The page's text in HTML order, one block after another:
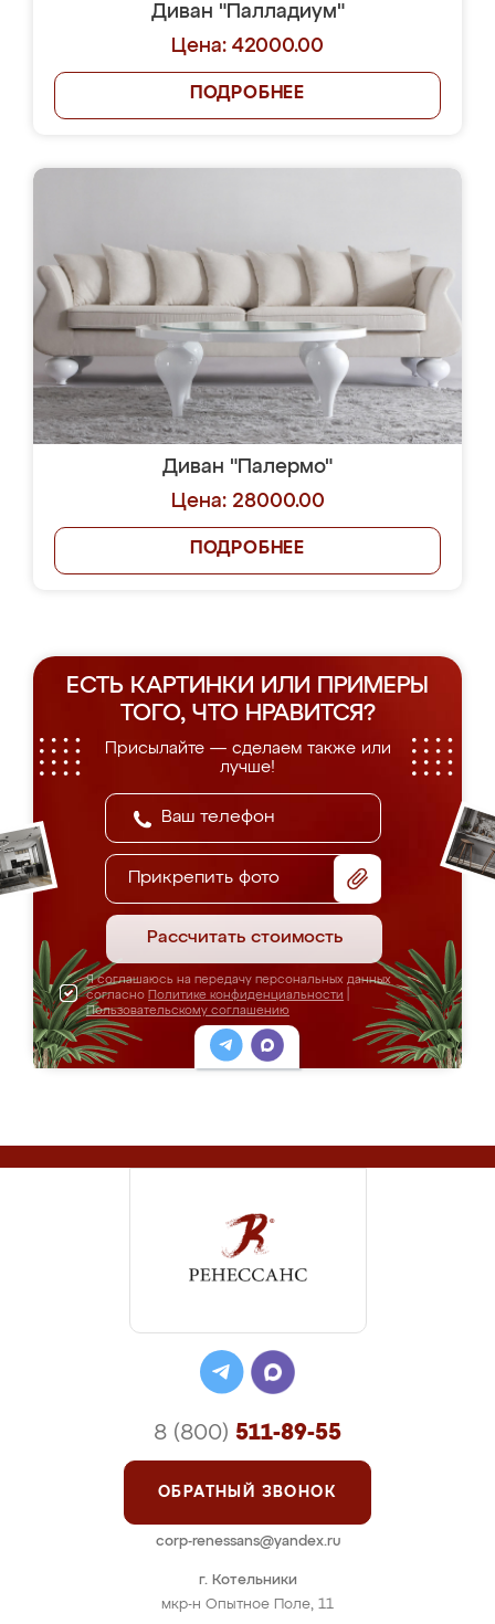
Диван "Палладиум"
Цена: 42000.00
ПОДРОБНЕЕ
Диван "Палермо"
Цена: 28000.00
ПОДРОБНЕЕ
ЕСТЬ КАРТИНКИ ИЛИ ПРИМЕРЫ
ТОГО, ЧТО НРАВИТСЯ?
Присылайте — сделаем также или
лучше!
Прикрепить фото
Рассчитать стоимость
Я соглашаюсь на передачу персональных данных
согласно Политике конфиденциальности
Пользовательскому соглашению
г. Котельники
мкр-н Опытное Поле, 11
8 (800) 511-89-55
ОБРАТНЫЙ ЗВОНОК
corp-renessans@yandex.ru